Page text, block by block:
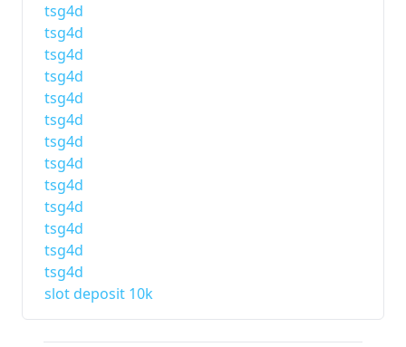
tsg4d
tsg4d
tsg4d
tsg4d
tsg4d
tsg4d
tsg4d
tsg4d
tsg4d
tsg4d
tsg4d
tsg4d
tsg4d
slot deposit 10k